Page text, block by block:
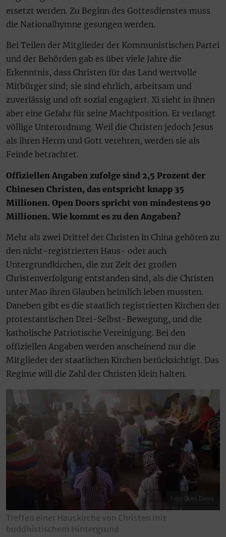
ersetzt werden. Zu Beginn des Gottesdienstes muss
die Nationalhymne gesungen werden.
Bei Teilen der Mitglieder der Kommunistischen Partei
und der Behörden gab es über viele Jahre die
Erkenntnis, dass Christen für das Land wertvolle
Mitbürger sind; sie sind ehrlich, arbeitsam und
zuverlässig und oft sozial engagiert. Xi sieht in ihnen
aber eine Gefahr für seine Machtposition. Er verlangt
völlige Unterordnung. Weil die Christen jedoch Jesus
als ihren Herrn und Gott verehren, werden sie als
Feinde betrachtet.
Offiziellen Angaben zufolge sind 2,5 Prozent der
Chinesen Christen, das entspricht knapp 35
Millionen. Open Doors spricht von mindestens 90
Millionen. Wie kommt es zu den Angaben?
Mehr als zwei Drittel der Christen in China gehören zu
den nicht-registrierten Haus- oder auch
Untergrundkirchen, die zur Zeit der großen
Christenverfolgung entstanden sind, als die Christen
unter Mao ihren Glauben heimlich leben mussten.
Daneben gibt es die staatlich registrierten Kirchen der
protestantischen Drei-Selbst-Bewegung, und die
katholische Patriotische Vereinigung. Bei den
offiziellen Angaben werden anscheinend nur die
Mitglieder der staatlichen Kirchen berücksichtigt. Das
Regime will die Zahl der Christen klein halten.
Foto: Open Doors
Treffen einer Hauskirche von Christen mit
buddhistischem Hintergrund